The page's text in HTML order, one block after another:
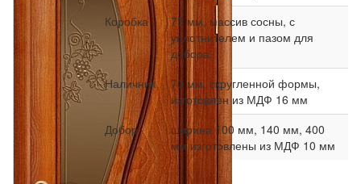
Коробка
75 мм, массив сосны, с
уплотнителем и пазом для
добора
Наличник
70 мм, скругленной формы,
изготовлен из МДФ 16 мм
Добор
ширина 100 мм, 140 мм, 400
мм изготовлены из МДФ 10 мм